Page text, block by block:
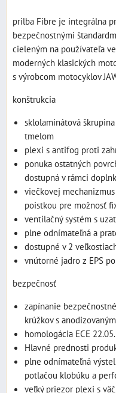
prilba Fibre je integrálna
bezpečnostnými
cieleným na používateľa
moderných klasických
s výrobcom motocyklov
konštrukcia
sklolaminátová
tmelom
plexi s antifog proti
ponuka ostatných
dostupná v rámci
viečkovej
poistkou pre možnosť
ventilačný systém s
plne odnímateľná a
dostupné v 2
vnútorné jadro z EPS
bezpečnosť
zapínanie
krúžkov s
homologácia ECE
Hlavné prednosti
plne odnímateľná
potlačou klobúku a
veľký priezor plexi s